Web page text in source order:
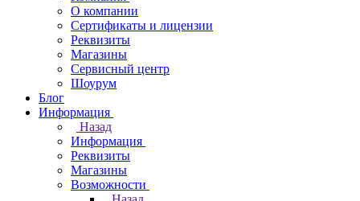
О компании
Сертификаты и лицензии
Реквизиты
Магазины
Сервисный центр
Шоурум
Блог
Информация
Назад
Информация
Реквизиты
Магазины
Возможности